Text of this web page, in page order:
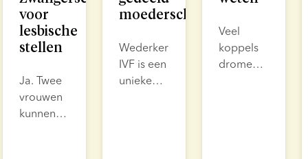
voor
lesbische
stellen
Ja. Twee
vrouwen
kunnen
moederschap
Wederkerige
IVF is een
unieke
Veel
koppels
dromen